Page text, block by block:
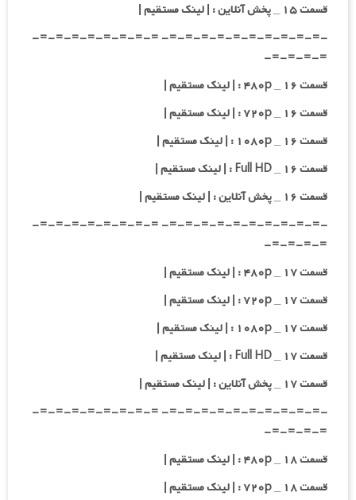
قسمت ۱۵ _ پخش آنلاین : | لینک مستقیم |
-=-=-=-=-=-=-=-=-=-=- =-=-=-=-=-=-=-=-
=-=-=-=-
قسمت ۱۶ _ ۴۸۰p : | لینک مستقیم |
قسمت ۱۶ _ ۷۲۰p : | لینک مستقیم |
قسمت ۱۶ _ ۱۰۸۰p : | لینک مستقیم |
قسمت ۱۶ _ Full HD : | لینک مستقیم |
قسمت ۱۶ _ پخش آنلاین : | لینک مستقیم |
-=-=-=-=-=-=-=-=-=-=- =-=-=-=-=-=-=-=-
=-=-=-=-
قسمت ۱۷ _ ۴۸۰p : | لینک مستقیم |
قسمت ۱۷ _ ۷۲۰p : | لینک مستقیم |
قسمت ۱۷ _ ۱۰۸۰p : | لینک مستقیم |
قسمت ۱۷ _ Full HD : | لینک مستقیم |
قسمت ۱۷ _ پخش آنلاین : | لینک مستقیم |
-=-=-=-=-=-=-=-=-=-=- =-=-=-=-=-=-=-=-
=-=-=-=-
قسمت ۱۸ _ ۴۸۰p : | لینک مستقیم |
قسمت ۱۸ _ ۷۲۰p : | لینک مستقیم |